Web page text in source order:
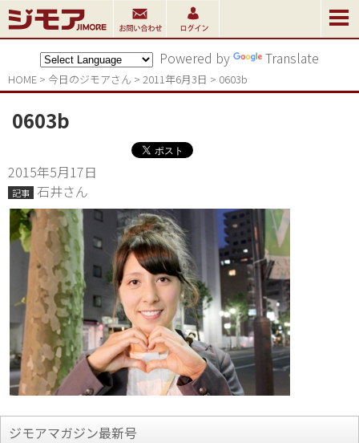
Powered by Translate
HOME > 今日のジモアさん > 2011年6月3日 > 0603b
0603b
2015年5月17日
記事 石井さん
ジモアマガジン最新号